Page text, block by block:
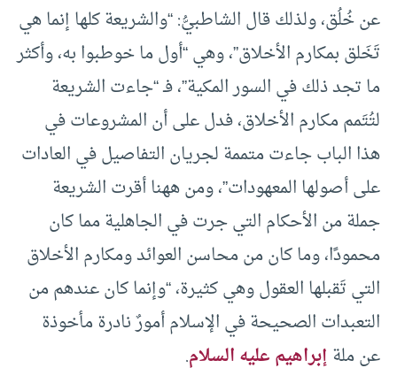
عن خُلُق، ولذلك قال الشاطبيُّ: “والشريعة كلها إنما هي
تَخَلق بمكارم الأخلاق”، وهي “أول ما خوطبوا به، وأكثر
ما تجد ذلك في السور المكية”، فـ “جاءت الشريعة
لتُتَمم مكارم الأخلاق، فدل على أن المشروعات في
هذا الباب جاءت متممة لجريان التفاصيل في العادات
على أصولها المعهودات”، ومن ههنا أقرت الشريعة
جملة من الأحكام التي جرت في الجاهلية مما كان
محمودًا، وما كان من محاسن العوائد ومكارم الأخلاق
التي تَقبلها العقول وهي كثيرة، “وإنما كان عندهم من
التعبدات الصحيحة في الإسلام أمورٌ نادرة مأخوذة
عن ملةإبراهيم عليه السلام.